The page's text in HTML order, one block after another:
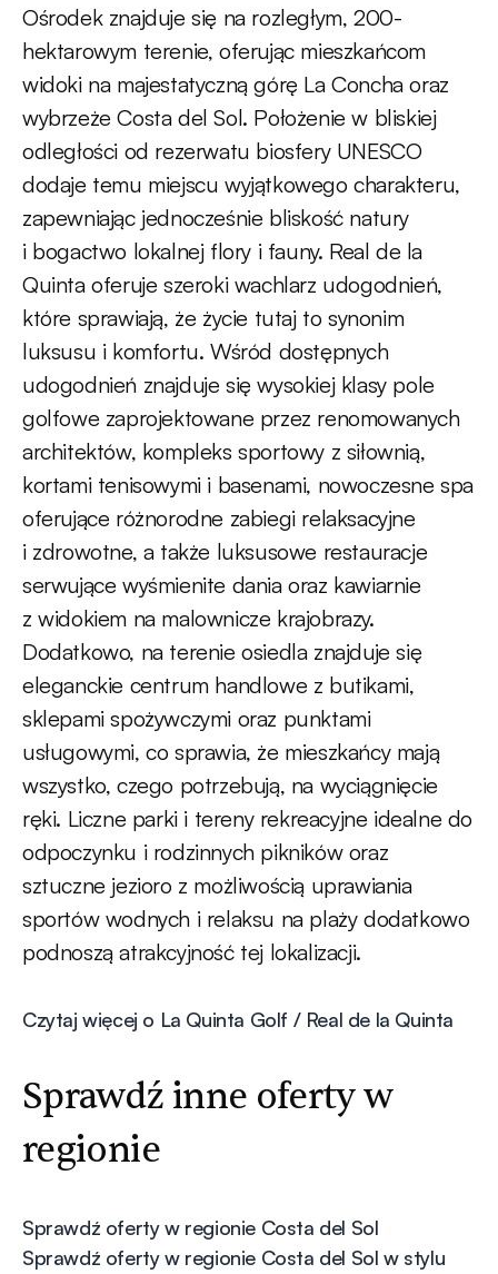
Ośrodek znajduje się na rozległym, 200-
hektarowym terenie, oferując mieszkańcom
widoki na majestatyczną górę La Concha oraz
wybrzeże Costa del Sol. Położenie w bliskiej
odległości od rezerwatu biosfery UNESCO
dodaje temu miejscu wyjątkowego charakteru,
zapewniając jednocześnie bliskość natury
i bogactwo lokalnej flory i fauny. Real de la
Quinta oferuje szeroki wachlarz udogodnień,
które sprawiają, że życie tutaj to synonim
luksusu i komfortu. Wśród dostępnych
udogodnień znajduje się wysokiej klasy pole
golfowe zaprojektowane przez renomowanych
architektów, kompleks sportowy z siłownią,
kortami tenisowymi i basenami, nowoczesne spa
oferujące różnorodne zabiegi relaksacyjne
i zdrowotne, a także luksusowe restauracje
serwujące wyśmienite dania oraz kawiarnie
z widokiem na malownicze krajobrazy.
Dodatkowo, na terenie osiedla znajduje się
eleganckie centrum handlowe z butikami,
sklepami spożywczymi oraz punktami
usługowymi, co sprawia, że mieszkańcy mają
wszystko, czego potrzebują, na wyciągnięcie
ręki. Liczne parki i tereny rekreacyjne idealne do
odpoczynku i rodzinnych pikników oraz
sztuczne jezioro z możliwością uprawiania
sportów wodnych i relaksu na plaży dodatkowo
podnoszą atrakcyjność tej lokalizacji.
Czytaj więcej o La Quinta Golf / Real de la Quinta
Sprawdź inne oferty w
regionie
Sprawdź oferty w regionie Costa del Sol
Sprawdź oferty w regionie Costa del Sol w stylu